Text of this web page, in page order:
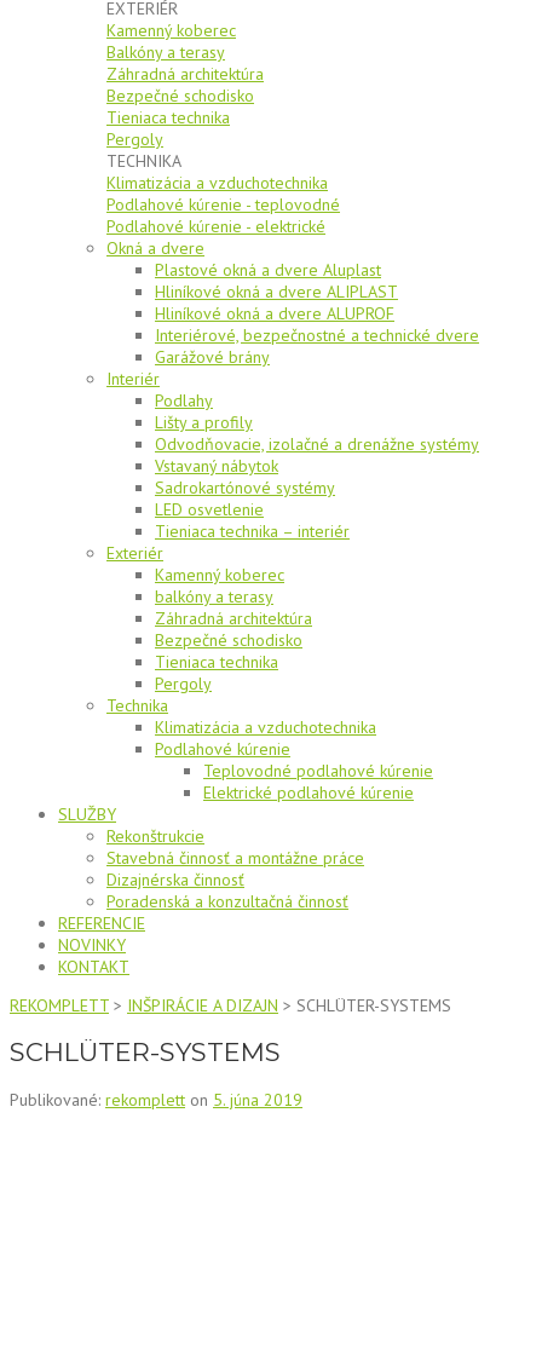
EXTERIÉR
Kamenný koberec
Balkóny a terasy
Záhradná architektúra
Bezpečné schodisko
Tieniaca technika
Pergoly
TECHNIKA
Klimatizácia a vzduchotechnika
Podlahové kúrenie - teplovodné
Podlahové kúrenie - elektrické
Okná a dvere
Plastové okná a dvere Aluplast
Hliníkové okná a dvere ALIPLAST
Hliníkové okná a dvere ALUPROF
Interiérové, bezpečnostné a technické dvere
Garážové brány
Interiér
Podlahy
Lišty a profily
Odvodňovacie, izolačné a drenážne systémy
Vstavaný nábytok
Sadrokartónové systémy
LED osvetlenie
Tieniaca technika – interiér
Exteriér
Kamenný koberec
balkóny a terasy
Záhradná architektúra
Bezpečné schodisko
Tieniaca technika
Pergoly
Technika
Klimatizácia a vzduchotechnika
Podlahové kúrenie
Teplovodné podlahové kúrenie
Elektrické podlahové kúrenie
SLUŽBY
Rekonštrukcie
Stavebná činnosť a montážne práce
Dizajnérska činnosť
Poradenská a konzultačná činnosť
REFERENCIE
NOVINKY
KONTAKT
REKOMPLETT > INŠPIRÁCIE A DIZAJN > SCHLÜTER-SYSTEMS
SCHLÜTER-SYSTEMS
Publikované: rekomplett on 5. júna 2019